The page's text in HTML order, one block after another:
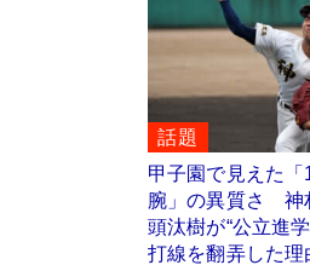
話題
甲子園で見えた
腕」の異質さ 神
頭汰樹が“公立進
打線を翻弄した理